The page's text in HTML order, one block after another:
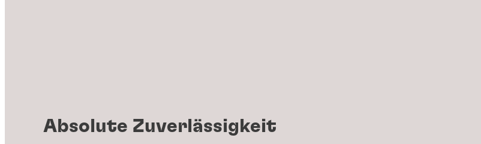
Absolute Zuverlässigkeit